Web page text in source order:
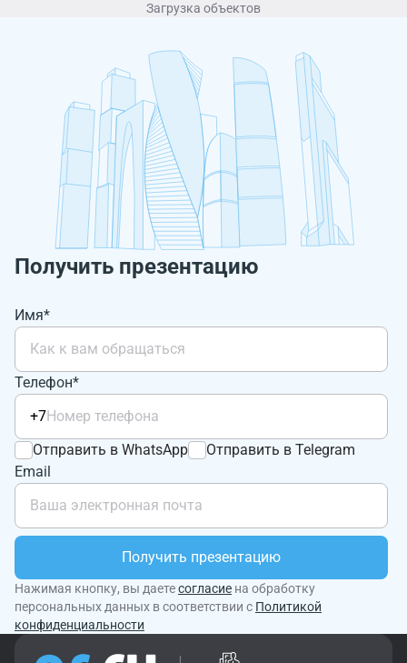
Загрузка объектов
Получить презентацию
Имя*
Телефон*
+7
Отправить в WhatsApp
Отправить в Telegram
Email
Получить презентацию
Нажимая кнопку, вы даетесогласие на обработку
персональных данных в соответствии с Политикой
конфиденциальности